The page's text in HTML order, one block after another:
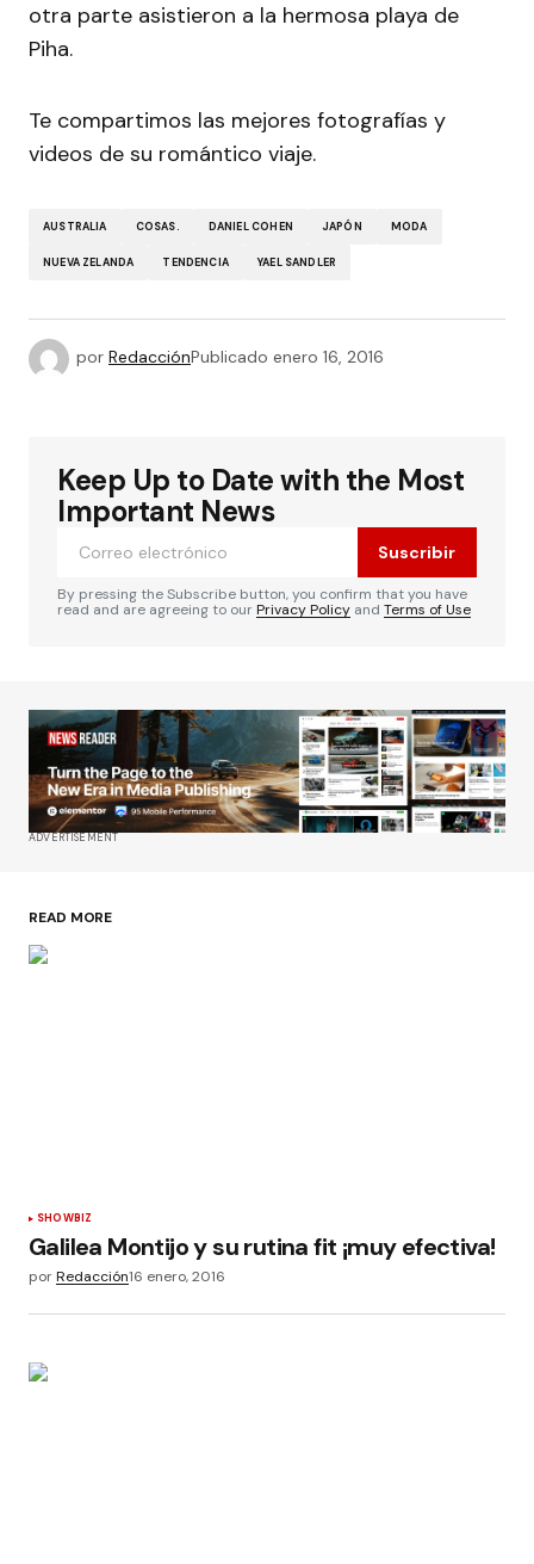
otra parte asistieron a la hermosa playa de
Piha.
Te compartimos las mejores fotografías y
videos de su romántico viaje.
AUSTRALIA COSAS. DANIEL COHEN JAPÓN MODA
NUEVA ZELANDA TENDENCIA YAEL SANDLER
por RedacciónPublicado enero 16, 2016
Keep Up to Date with the Most
Important News
Suscribir
By pressing the Subscribe button, you confirm that you have
read and are agreeing to ourPrivacy Policy and Terms of Use
ADVERTISEMENT
READ MORE
SHOWBIZ
Galilea Montijo y su rutina fit ¡muy efectiva!
porRedacción16 enero, 2016